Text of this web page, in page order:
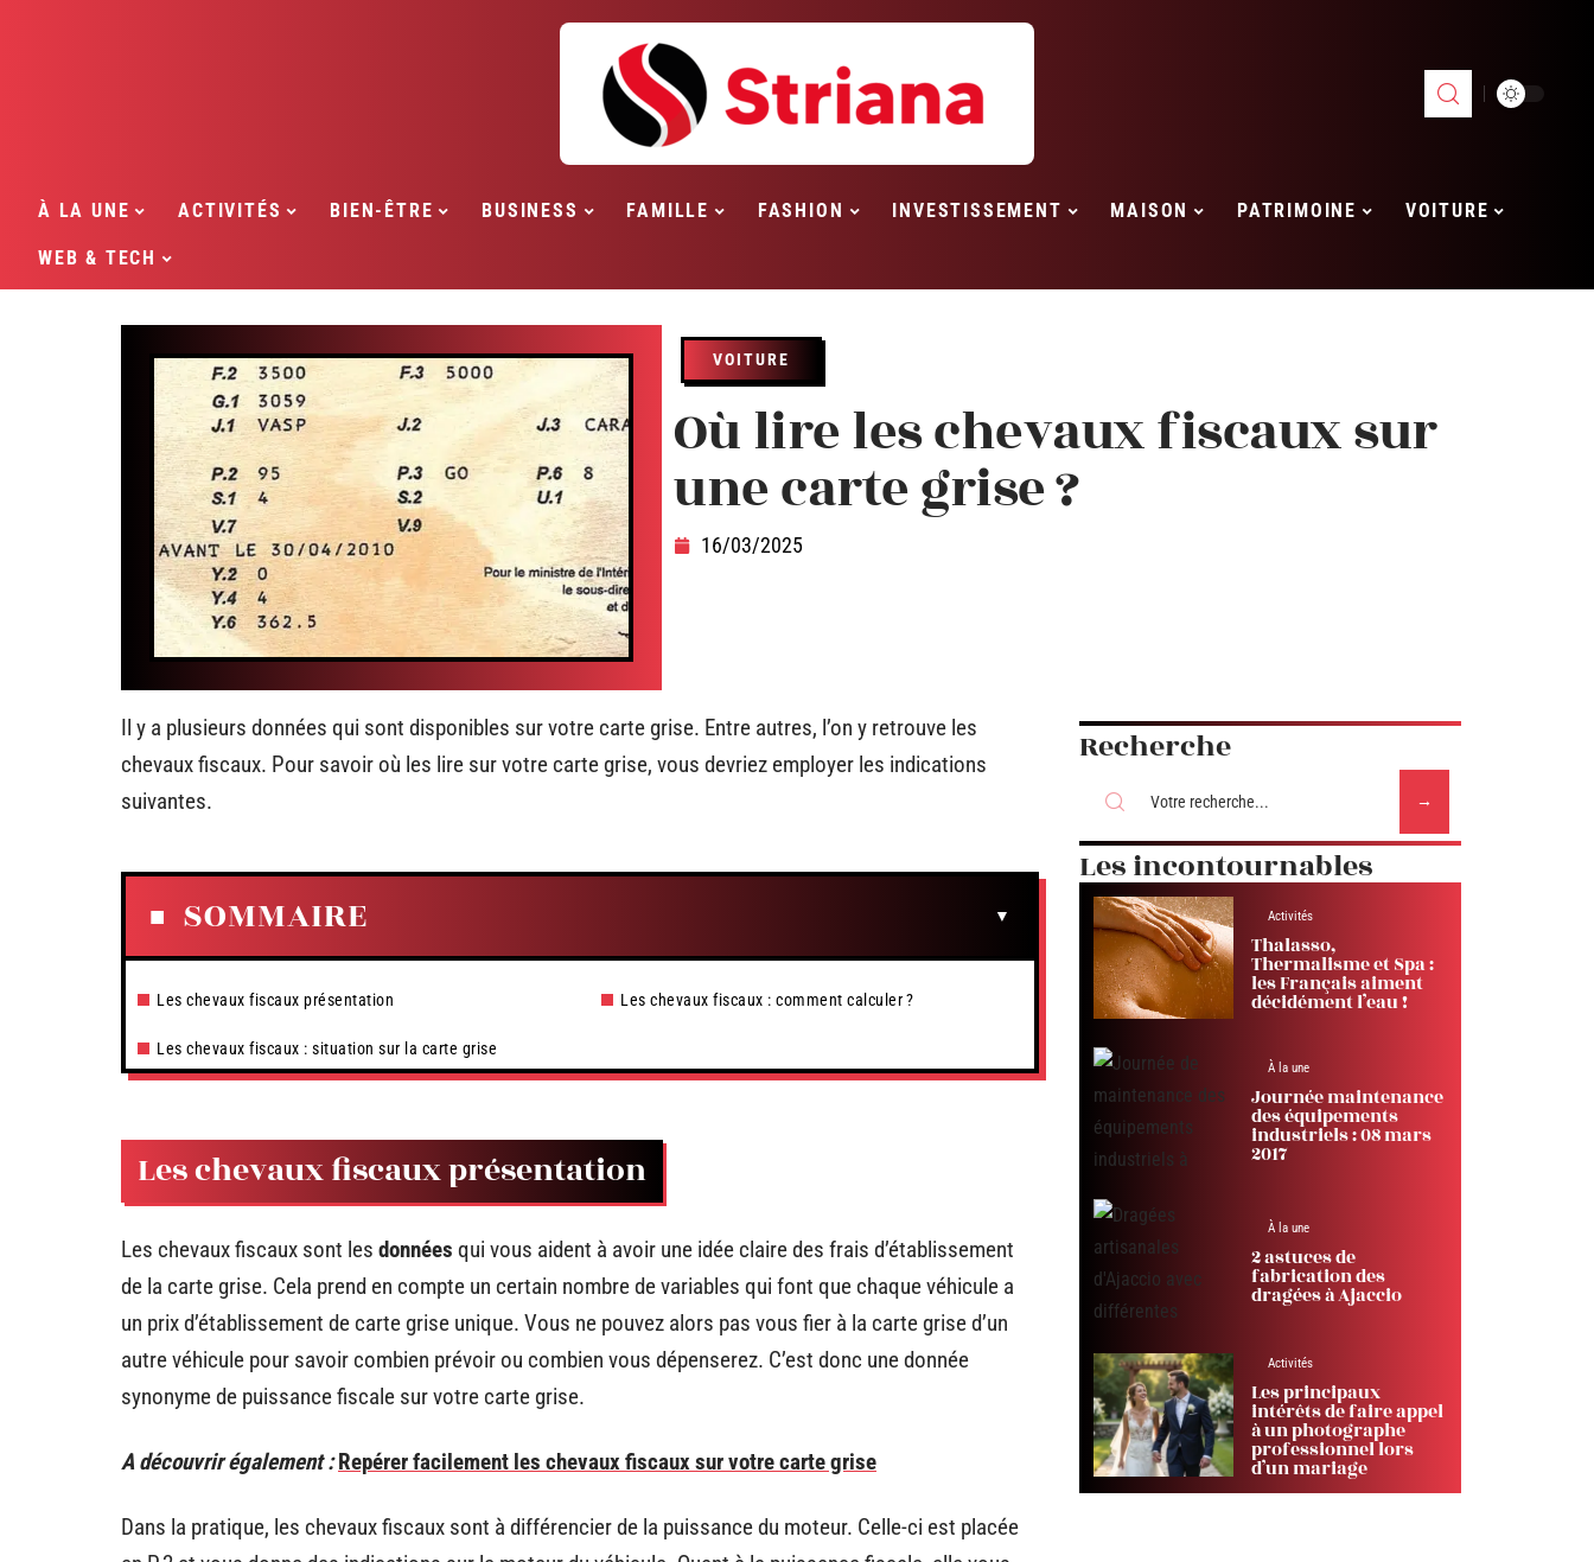
À LA UNE ACTIVITÉS BIEN-ÊTRE BUSINESS FAMILLE FASHION INVESTISSEMENT MAISON PATRIMOINE VOITURE
WEB & TECH
VOITURE
Où lire les chevaux fiscaux sur
une carte grise ?
16/03/2025
Il y a plusieurs données qui sont disponibles sur votre carte grise. Entre autres, l’on y retrouve les
chevaux fiscaux. Pour savoir où les lire sur votre carte grise, vous devriez employer les indications
suivantes.
SOMMAIRE
Les chevaux fiscaux présentation
Les chevaux fiscaux : situation sur la carte grise
Les chevaux fiscaux : comment calculer ?
Les chevaux fiscaux présentation
Les chevaux fiscaux sont les données qui vous aident à avoir une idée claire des frais d’établissement
de la carte grise. Cela prend en compte un certain nombre de variables qui font que chaque véhicule a
un prix d’établissement de carte grise unique. Vous ne pouvez alors pas vous fier à la carte grise d’un
autre véhicule pour savoir combien prévoir ou combien vous dépenserez. C’est donc une donnée
synonyme de puissance fiscale sur votre carte grise.
A découvrir également : Repérer facilement les chevaux fiscaux sur votre carte grise
Dans la pratique, les chevaux fiscaux sont à différencier de la puissance du moteur. Celle-ci est placée
Recherche
Les incontournables
Activités
Thalasso,
Thermalisme et Spa :
les Français aiment
décidément l’eau !
À la une
Journée maintenance
des équipements
industriels : 08 mars
2017
À la une
2 astuces de
fabrication des
dragées à Ajaccio
Activités
Les principaux
intérêts de faire appel
à un photographe
professionnel lors
d’un mariage